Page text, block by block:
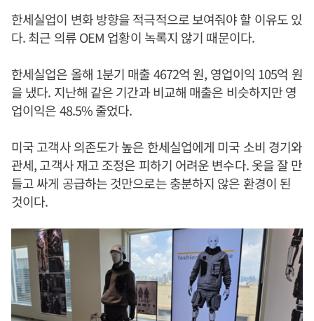
한세실업이 변화 방향을 적극적으로 보여줘야 할 이유도 있
다. 최근 의류 OEM 업황이 녹록지 않기 때문이다.
한세실업은 올해 1분기 매출 4672억 원, 영업이익 105억 원
을 냈다. 지난해 같은 기간과 비교해 매출은 비슷하지만 영
업이익은 48.5% 줄었다.
미국 고객사 의존도가 높은 한세실업에게 미국 소비 경기와
관세, 고객사 재고 조정은 피하기 어려운 변수다. 옷을 잘 만
들고 싸게 공급하는 것만으로는 충분하지 않은 환경이 된
것이다.